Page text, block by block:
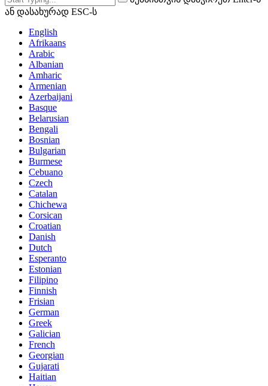
ან დასახურად ESC-ს
English
Afrikaans
Arabic
Albanian
Amharic
Armenian
Azerbaijani
Basque
Belarusian
Bengali
Bosnian
Bulgarian
Burmese
Cebuano
Czech
Catalan
Chichewa
Corsican
Croatian
Danish
Dutch
Esperanto
Estonian
Filipino
Finnish
Frisian
German
Greek
Galician
French
Georgian
Gujarati
Haitian